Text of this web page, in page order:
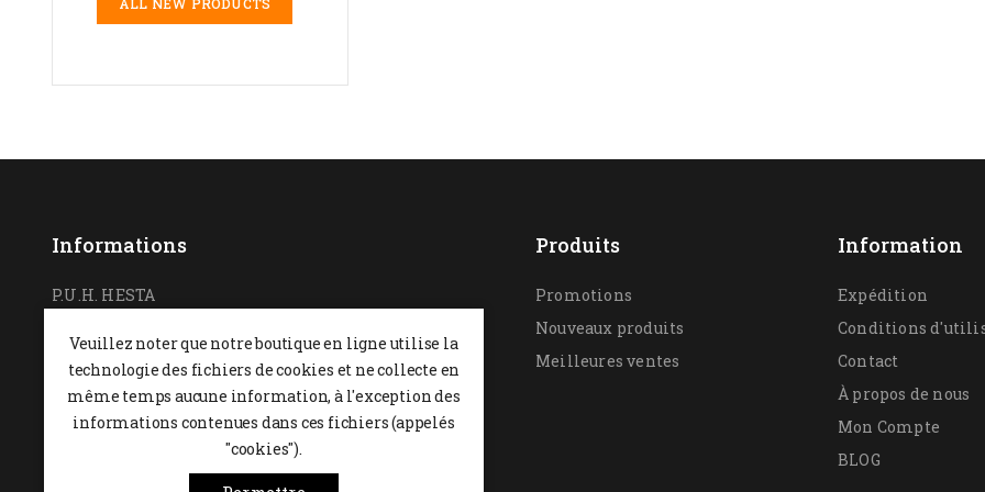
Informations
P.U.H. HESTA
26-600 Radom, POLOGNE
0048 48 364 09 46
+48 537-970-390
Produits
Promotions
Nouveaux produits
Meilleures ventes
Information
Expédition
Conditions
Contact
À propos de nous
Mon Compte
BLOG
Veuillez noter que notre boutique en ligne utilise la
technologie des fichiers de cookies et ne collecte en
même temps aucune information, à l'exception des
informations contenues dans ces fichiers (appelés
"cookies").